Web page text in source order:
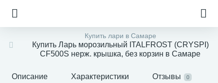
Купить лари в Самаре
Купить Ларь морозильный ITALFROST (CRYSPI)
CF500S нерж. крышка, без корзин в Самаре
Описание Характеристики Отзывы 0